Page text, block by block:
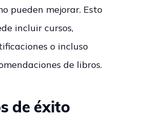
pueden mejorar. Esto
incluir cursos,
o incluso
de libros.
de éxito